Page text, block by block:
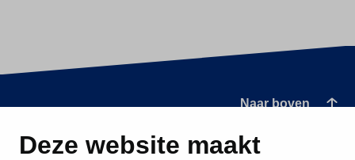
Deze website maakt
Naar boven